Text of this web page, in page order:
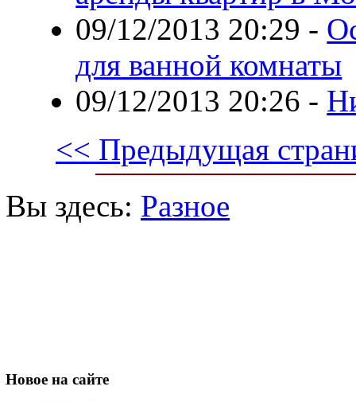
09/12/2013 20:29 -
для ванной комнаты
09/12/2013 20:26 -
<< Предыдущая
Вы здесь: Разное
Новое на сайте